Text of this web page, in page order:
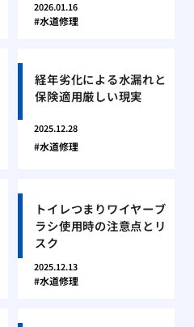
2026.01.16
水道修理
経年劣化による水漏れと
保険適用厳しい現実
2025.12.28
水道修理
トイレつまりワイヤーブ
ラシ使用時の注意点とリ
スク
2025.12.13
水道修理